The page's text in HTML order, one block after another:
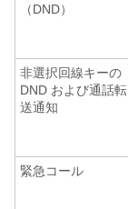
（DND）
非選択回線キーの
DND および通話転
送通知
緊急コール